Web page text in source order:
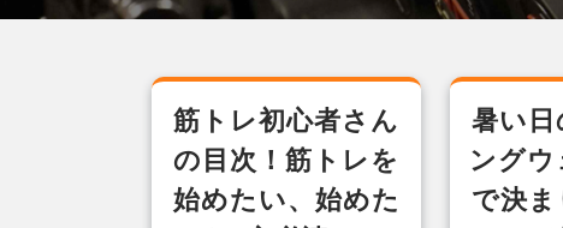
筋トレ初心者さん
の目次！筋トレを
始めたい、始めた
暑い日
ングウ
で決ま